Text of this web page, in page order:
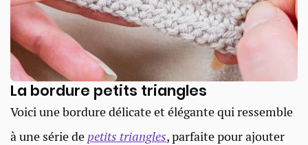
La bordure petits triangles
Voici une bordure délicate et élégante qui ressemble
à une série de petits triangles, parfaite pour ajouter